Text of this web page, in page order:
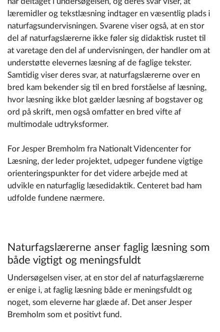
læremidler og tekstlæsning indtager en væsentlig plads i
naturfagsundervisningen. Svarene viser også, at en stor
del af naturfagslærerne ikke føler sig didaktisk rustet til
at varetage den del af undervisningen, der handler om at
understøtte elevernes læsning af de faglige tekster.
Samtidig viser deres svar, at naturfagslærerne over en
bred kam bekender sig til en bred forståelse af læsning,
hvor læsning ikke blot gælder læsning af bogstaver og
ord på skrift, men også omfatter en bred vifte af
multimodale udtryksformer.
For Jesper Bremholm fra Nationalt Videncenter for
Læsning, der leder projektet, udpeger fundene vigtige
orienteringspunkter for det videre arbejde med at
udvikle en naturfaglig læsedidaktik. Centeret bad ham
udfolde fundene nærmere.
Naturfagslærerne anser faglig læsning som
både vigtigt og meningsfuldt
Undersøgelsen viser, at en stor del af naturfagslærerne
er enige i, at faglig læsning både er meningsfuldt og
noget, som eleverne har glæde af. Det anser Jesper
Bremholm som et positivt fund.